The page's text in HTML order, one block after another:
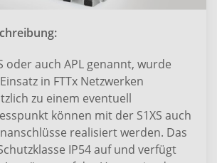
oder auch APL genannt, wurde
in FTTx Netzwerken
zu einem eventuell
können mit der S1XS auch
realisiert werden. Das
IP54 auf und verfügt